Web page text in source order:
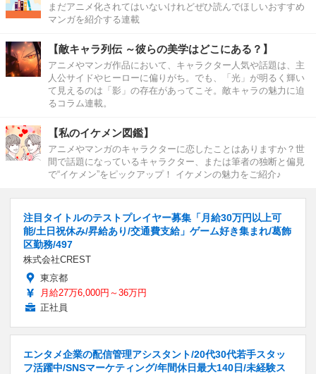
まだアニメ化されてはいないけれどぜひ読んでほしいおすすめ
マンガを紹介する連載
【敵キャラ列伝 ～彼らの美学はどこにある？】
アニメやマンガ作品において、キャラクター人気や話題は、主
人公サイドやヒーローに偏りがち。でも、「光」が明るく輝い
て見えるのは「影」の存在があってこそ。敵キャラの魅力に迫
るコラム連載。
【私のイケメン図鑑】
アニメやマンガのキャラクターに恋したことはありますか？世
間で話題になっているキャラクター、または筆者の独断と偏見
で“イケメン”をピックアップ！ イケメンの魅力をご紹介♪
注目タイトルのテストプレイヤー募集「月給30万円以上可
能/土日祝休み/昇給あり/交通費支給」ゲーム好き集まれ/葛飾
区勤務/497
株式会社CREST
東京都
月給27万6,000円～36万円
正社員
エンタメ企業の配信管理アシスタント/20代30代若手スタッ
フ活躍中/SNSマーケティング/年間休日最大140日/未経験ス